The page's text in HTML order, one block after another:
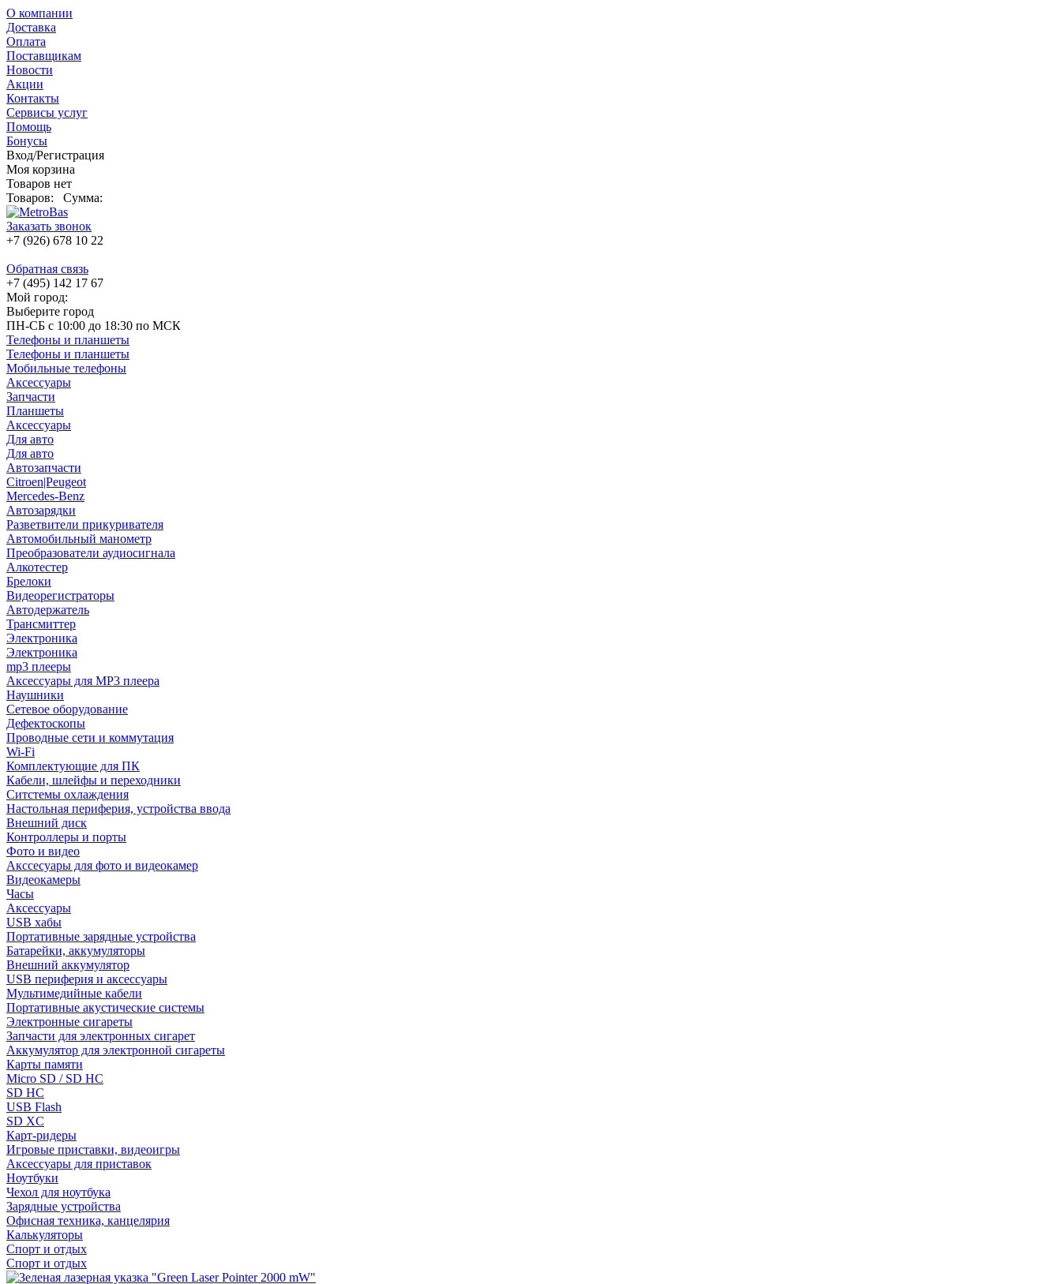
О компании
Доставка
Оплата
Поставщикам
Новости
Акции
Контакты
Сервисы услуг
Помощь
Бонусы
Вход/Регистрация
Моя корзина
Товаров нет
Товаров:
Сумма:
Заказать звонок
+7 (926) 678 10 22
Обратная связь
+7 (495) 142 17 67
Мой город:
Выберите город
ПН-СБ с 10:00 до 18:30 по МСК
Телефоны и планшеты
Телефоны и планшеты
Мобильные телефоны
Аксессуары
Запчасти
Планшеты
Аксессуары
Для авто
Для авто
Автозапчасти
Citroen|Peugeot
Mercedes-Benz
Автозарядки
Разветвители прикуривателя
Автомобильный манометр
Преобразователи аудиосигнала
Алкотестер
Брелоки
Видеорегистраторы
Автодержатель
Трансмиттер
Электроника
Электроника
mp3 плееры
Аксессуары для MP3 плеера
Наушники
Сетевое оборудование
Дефектоскопы
Проводные сети и коммутация
Wi-Fi
Комплектующие для ПК
Кабели, шлейфы и переходники
Ситстемы охлаждения
Настольная периферия, устройства ввода
Внешний диск
Контроллеры и порты
Фото и видео
Акссесуары для фото и видеокамер
Видеокамеры
Часы
Аксессуары
USB хабы
Портативные зарядные устройства
Батарейки, аккумуляторы
Внешний аккумулятор
USB периферия и аксессуары
Мультимедийные кабели
Портативные акустические системы
Электронные сигареты
Запчасти для электронных сигарет
Аккумулятор для электронной сигареты
Карты памяти
Micro SD / SD HC
SD HC
USB Flash
SD XC
Карт-ридеры
Игровые приставки, видеоигры
Аксессуары для приставок
Ноутбуки
Чехол для ноутбука
Зарядные устройства
Офисная техника, канцелярия
Калькуляторы
Спорт и отдых
Спорт и отдых